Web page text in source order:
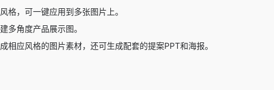
格，可一键应用到多张图片上。
多角度产品展示图。
相应风格的图片素材，还可生成配套的提案PPT和海报。